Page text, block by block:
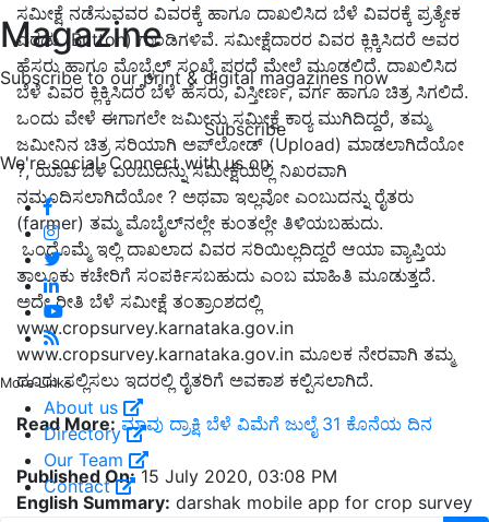
Magazine
Subscribe to our print & digital magazines now
Subscribe
We're social. Connect with us on:
More Links
About us
Directory
Our Team
Contact
ಸಮೀಕ್ಷೆ ನಡೆಸುವವರ ವಿವರಕ್ಕೆ ಹಾಗೂ ದಾಖಲಿಸಿದ ಬೆಳೆ ವಿವರಕ್ಕೆ ಪ್ರತ್ಯೇಕ
ಎರಡು (Button) ಗುಂಡಿಗಳಿವೆ. ಸಮೀಕ್ಷೆದಾರರ ವಿವರ ಕ್ಲಿಕ್ಕಿಸಿದರೆ ಅವರ
ಹೆಸರು ಹಾಗೂ ಮೊಬೈಲ್ ಸಂಖ್ಯೆ ಪರದೆ ಮೇಲೆ ಮೂಡಲಿದೆ. ದಾಖಲಿಸಿದ
ಬೆಳೆ ವಿವರ ಕ್ಲಿಕ್ಕಿಸಿದರೆ ಬೆಳೆ ಹೆಸರು, ವಿಸ್ತೀರ್ಣ, ವರ್ಗ ಹಾಗೂ ಚಿತ್ರ ಸಿಗಲಿದೆ.
ಒಂದು ವೇಳೆ ಈಗಾಗಲೇ ಜಮೀನು ಸಮೀಕ್ಷೆ ಕಾರ‍್ಯ ಮುಗಿದಿದ್ದರೆ, ತಮ್ಮ
ಜಮೀನಿನ ಚಿತ್ರ ಸರಿಯಾಗಿ ಅಪ್‌ಲೋಡ್‌ (Upload) ಮಾಡಲಾಗಿದೆಯೋ
?, ಯಾವ ಬೆಳೆ ಎಂಬುದನ್ನು ಸಮೀಕ್ಷೆಯಲ್ಲಿ ನಿಖರವಾಗಿ
ನಮೂದಿಸಲಾಗಿದೆಯೋ ? ಅಥವಾ ಇಲ್ಲವೋ ಎಂಬುದನ್ನು ರೈತರು
(farmer) ತಮ್ಮ ಮೊಬೈಲ್‌ನಲ್ಲೇ ಕುಂತಲ್ಲೇ ತಿಳಿಯಬಹುದು.
ಒಂದೊಮ್ಮೆ ಇಲ್ಲಿ ದಾಖಲಾದ ವಿವರ ಸರಿಯಿಲ್ಲದಿದ್ದರೆ ಆಯಾ ವ್ಯಾಪ್ತಿಯ
ತಾಲೂಕು ಕಚೇರಿಗೆ ಸಂಪರ್ಕಿಸಬಹುದು ಎಂಬ ಮಾಹಿತಿ ಮೂಡುತ್ತದೆ.
ಅದೇ ರೀತಿ ಬೆಳೆ ಸಮೀಕ್ಷೆ ತಂತ್ರಾಂಶದಲ್ಲಿ
www.cropsurvey.karnataka.gov.in
www.cropsurvey.karnataka.gov.in ಮೂಲಕ ನೇರವಾಗಿ ತಮ್ಮ
ದೂರು ಸಲ್ಲಿಸಲು ಇದರಲ್ಲಿ ರೈತರಿಗೆ ಅವಕಾಶ ಕಲ್ಪಿಸಲಾಗಿದೆ.
Read More: ಮಾವು ದ್ರಾಕ್ಷಿ ಬೆಳೆ ವಿಮೆಗೆ ಜುಲೈ 31 ಕೊನೆಯ ದಿನ
Published On: 15 July 2020, 03:08 PM
English Summary: darshak mobile app for crop survey